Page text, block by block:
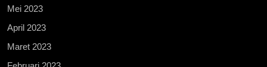
Mei 2023
April 2023
Maret 2023